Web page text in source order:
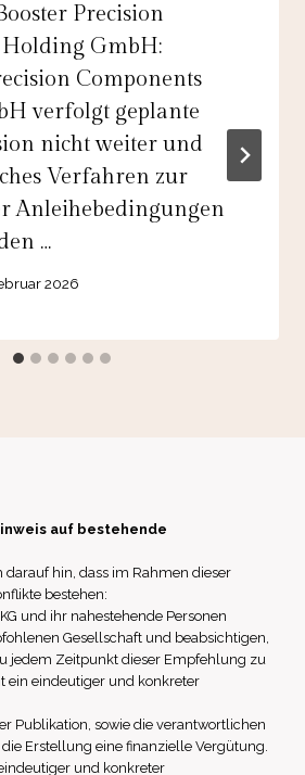
Precision
GmbH:
Components
verfolgt geplante
nicht weiter und
Verfahren zur
Anleihebedingungen
…
2026
auf bestehende
hin, dass im Rahmen dieser
bestehen:
und ihr nahestehende Personen
Gesellschaft und beabsichtigen,
jedem Zeitpunkt dieser Empfehlung zu
ein eindeutiger und konkreter
Publikation, sowie die verantwortlichen
Erstellung eine finanzielle Vergütung.
und konkreter